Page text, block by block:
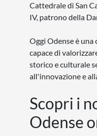
Cattedrale di San
IV, patrono della
Oggi Odense è una
capace di
storico e culturale
all'innovazione e
Scopri i
Odense